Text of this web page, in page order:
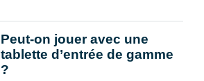
Peut-on jouer avec une
tablette d’entrée de gamme
?